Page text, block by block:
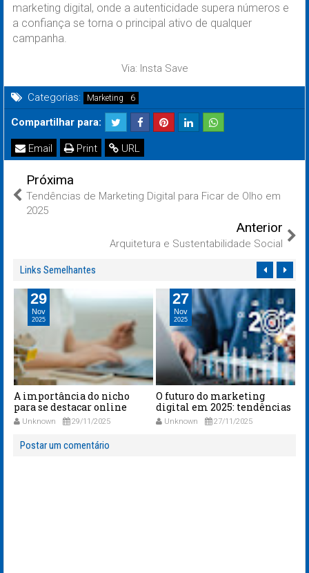
marketing digital, onde a autenticidade supera números e
a confiança se torna o principal ativo de qualquer
campanha.
Via: Insta Save
Categorias: Marketing
Compartilhar para:
URL
Print
Email
Próxima
Tendências de Marketing Digital para Ficar de Olho em
2025
Anterior
Arquitetura e Sustentabilidade Social
Links Semelhantes
29
Nov
2025
A importância do nicho
para se destacar online
Unknown 29/11/2025
27
Nov
2025
O futuro do marketing
digital em 2025: tendências
que já estão acontecendo
Unknown 27/11/2025
Postar um comentário